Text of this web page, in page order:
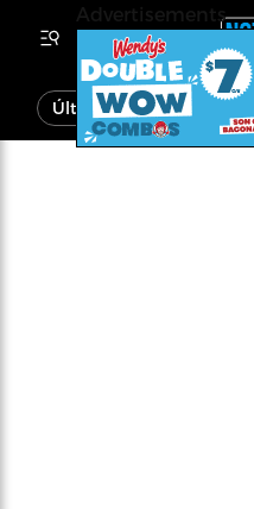
Última Hora Noticias
Advertisements